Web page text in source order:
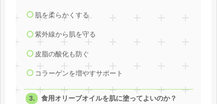
肌を柔らかくする
紫外線から肌を守る
皮脂の酸化も防ぐ
コラーゲンを増やすサポート
食用オリーブオイルを肌に塗ってよいのか？